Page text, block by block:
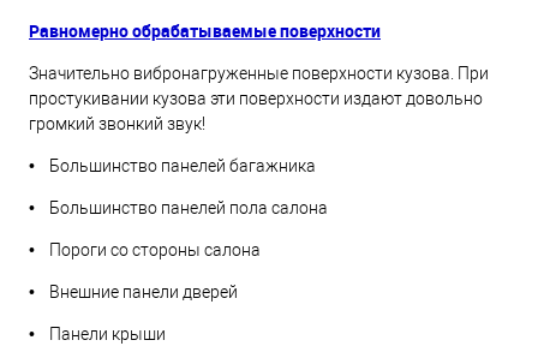
Равномерно обрабатываемые поверхности
Значительно вибронагруженные поверхности кузова. При
простукивании кузова эти поверхности издают довольно
громкий звонкий звук!
• Большинство панелей багажника
• Большинство панелей пола салона
• Пороги со стороны салона
• Внешние панели дверей
• Панели крыши